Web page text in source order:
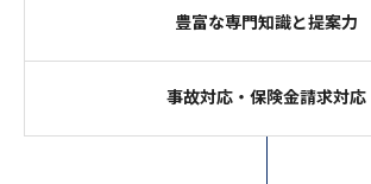
豊富な専門知識と提案力
事故対応・保険金請求対応